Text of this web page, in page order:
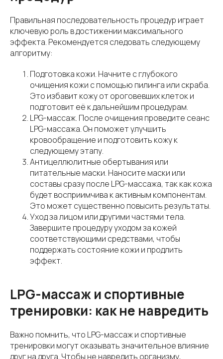
Правильная последовательность процедур играет
ключевую роль в достижении максимального
эффекта. Рекомендуется следовать следующему
алгоритму:
Подготовка кожи. Начните с глубокого
очищения кожи с помощью пилинга или скраба.
Это избавит кожу от ороговевших клеток и
подготовит её к дальнейшим процедурам.
LPG-массаж. После очищения проведите сеанс
LPG-массажа. Он поможет улучшить
кровообращение и подготовить кожу к
следующему этапу.
Антицеллюлитные обертывания или
питательные маски. Наносите маски или
составы сразу после LPG-массажа, так как кожа
будет восприимчива к активным компонентам.
Это может существенно повысить результаты.
Уход за лицом или другими частями тела.
Завершите процедуру уходом за кожей
соответствующими средствами, чтобы
поддержать состояние кожи и продлить
эффект.
LPG-массаж и спортивные
тренировки: как не навредить
Важно помнить, что LPG-массаж и спортивные
тренировки могут оказывать значительное влияние
друг на друга. Чтобы не навредить организму,